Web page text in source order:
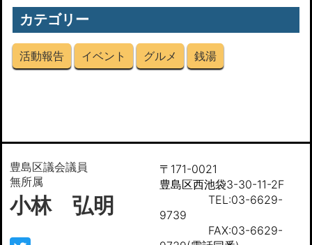
カテゴリー
活動報告 イベント グルメ 銭湯
豊島区議会議員
無所属
小林 弘明
〒171-0021
豊島区西池袋3-30-11-2F
TEL:03-6629-
9739
FAX:03-6629-